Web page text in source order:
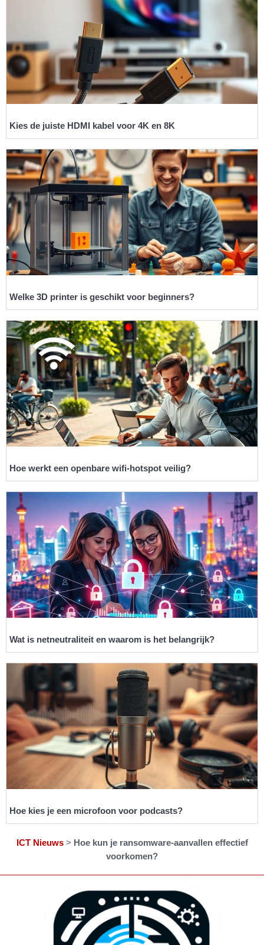
Kies de juiste HDMI kabel voor 4K en 8K
Welke 3D printer is geschikt voor beginners?
Hoe werkt een openbare wifi-hotspot veilig?
Wat is netneutraliteit en waarom is het belangrijk?
Hoe kies je een microfoon voor podcasts?
ICT Nieuws> Hoe kun je ransomware-aanvallen effectief
voorkomen?